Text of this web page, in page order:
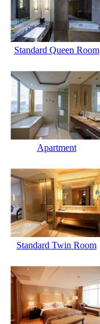
Standard Queen Room
Apartment
Standard Twin Room